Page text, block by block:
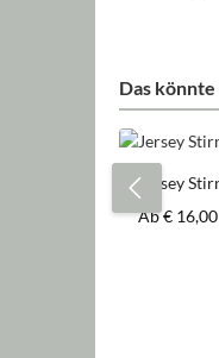
Das
Jersey
Regulärer
Ab€ 16,00